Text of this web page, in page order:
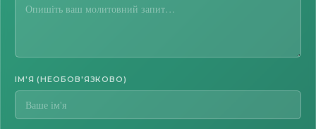
ІМ'Я (НЕОБОВ'ЯЗКОВО)